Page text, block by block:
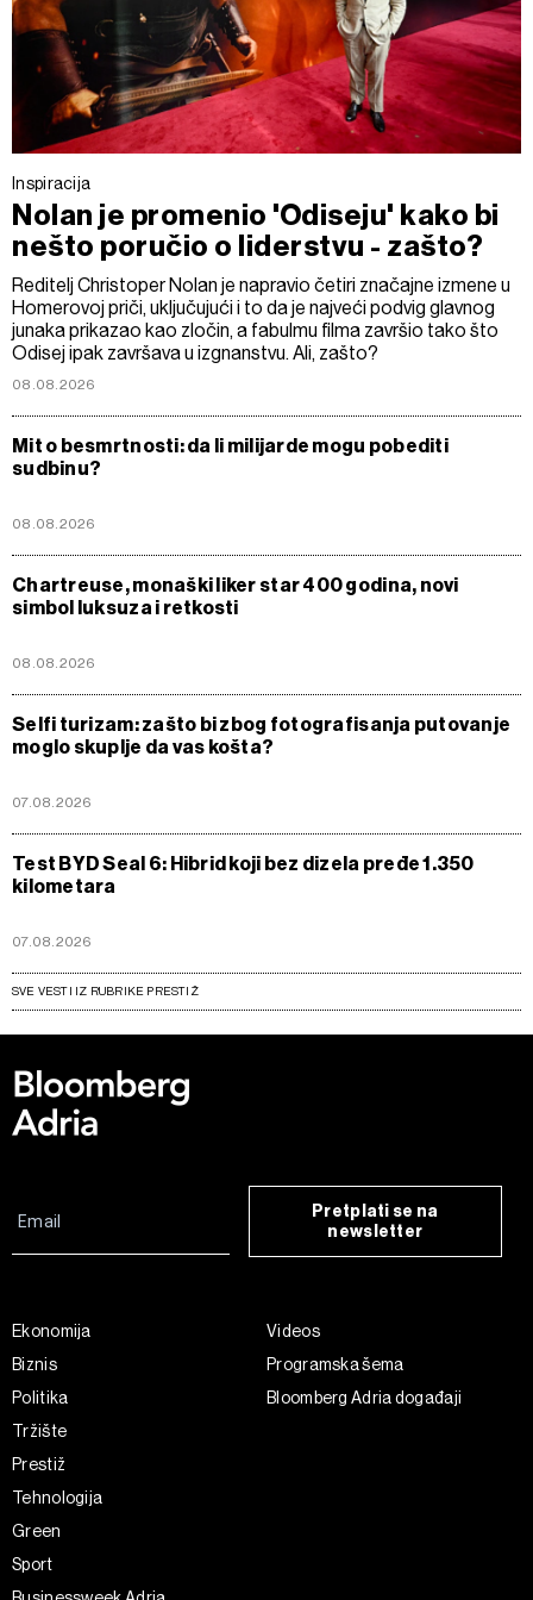
Inspiracija
Nolan je promenio 'Odiseju' kako bi
nešto poručio o liderstvu - zašto?
Reditelj Christoper Nolan je napravio četiri značajne izmene u
Homerovoj priči, uključujući i to da je najveći podvig glavnog
junaka prikazao kao zločin, a fabulmu filma završio tako što
Odisej ipak završava u izgnanstvu. Ali, zašto?
08.08.2026
Mit o besmrtnosti: da li milijarde mogu pobediti
sudbinu?
08.08.2026
Chartreuse, monaški liker star 400 godina, novi
simbol luksuza i retkosti
08.08.2026
Selfi turizam: zašto bi zbog fotografisanja putovanje
moglo skuplje da vas košta?
07.08.2026
Test BYD Seal 6: Hibrid koji bez dizela pređe 1.350
kilometara
07.08.2026
SVE VESTI IZ RUBRIKE PRESTIŽ
Pretplati se na
newsletter
Ekonomija
Biznis
Politika
Tržište
Prestiž
Tehnologija
Green
Sport
Videos
Programska šema
Bloomberg Adria događaji